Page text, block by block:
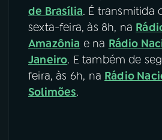
de Brasília. É transmitida
sexta-feira, às 8h, na
Amazônia e na Rádio
Janeiro. E também de
feira, às 6h, na Rádio
Solimões.